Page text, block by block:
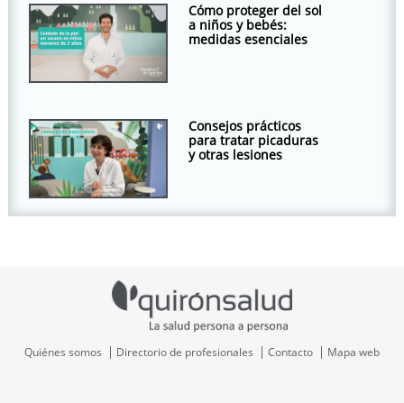
Cómo proteger del sol
a niños y bebés:
medidas esenciales
Consejos prácticos
para tratar picaduras
y otras lesiones
Quiénes somos Directorio de profesionales Contacto Mapa web